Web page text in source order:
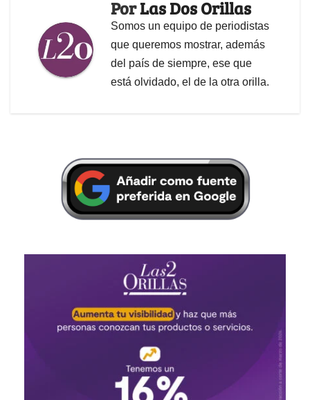
PorLas Dos Orillas
Somos un equipo de periodistas
que queremos mostrar, además
del país de siempre, ese que
está olvidado, el de la otra orilla.